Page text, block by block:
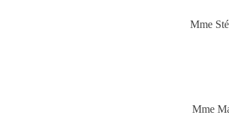
Mme
Mme